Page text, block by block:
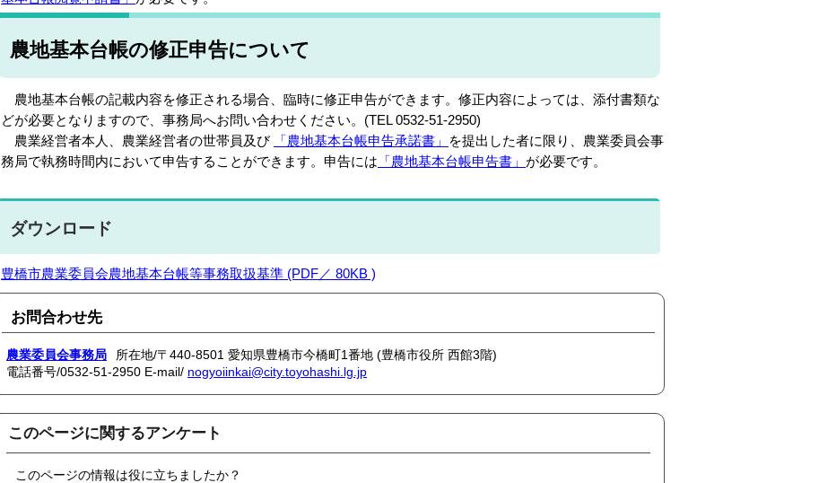
農地基本台帳の修正申告について
農地基本台帳の記載内容を修正される場合、臨時に修正申告ができます。修正内容によっては、添付書類な
どが必要となりますので、事務局へお問い合わせください。(TEL 0532-51-2950)
農業経営者本人、農業経営者の世帯員及び
「農地基本台帳申告承諾書」
を提出した者に限り、農業委員会事
務局で執務時間内において申告することができます。申告には 「農地基本台帳申告書」 が必要です。
ダウンロード
豊橋市農業委員会農地基本台帳等事務取扱基準 (PDF／ 80KB )
お問合わせ先
農業委員会事務局
所在地/〒440-8501 愛知県豊橋市今橋町1番地 (豊橋市役所 西館3階)
電話番号/0532-51-2950 E-mail/ nogyoiinkai@city.toyohashi.lg.jp
このページに関するアンケート
このページの情報は役に立ちましたか？